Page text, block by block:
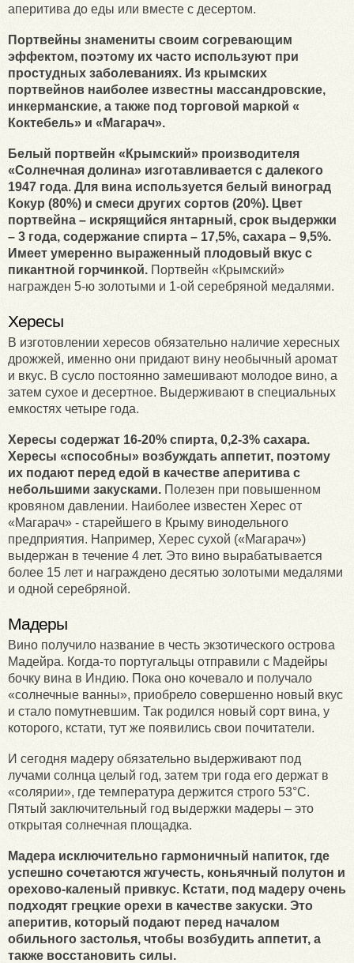
аперитива до еды или вместе с десертом.
Портвейны знамениты своим согревающим
эффектом, поэтому их часто используют при
простудных заболеваниях. Из крымских
портвейнов наиболее известны массандровские,
инкерманские, а также под торговой маркой «
Коктебель» и «Магарач».
Белый портвейн «Крымский» производителя
«Солнечная долина» изготавливается с далекого
1947 года. Для вина используется белый виноград
Кокур (80%) и смеси других сортов (20%). Цвет
портвейна – искрящийся янтарный, срок выдержки
– 3 года, содержание спирта – 17,5%, сахара – 9,5%.
Имеет умеренно выраженный плодовый вкус с
пикантной горчинкой. Портвейн «Крымский»
награжден 5-ю золотыми и 1-ой серебряной медалями.
Хересы
В изготовлении хересов обязательно наличие хересных
дрожжей, именно они придают вину необычный аромат
и вкус. В сусло постоянно замешивают молодое вино, а
затем сухое и десертное. Выдерживают в специальных
емкостях четыре года.
Хересы содержат 16-20% спирта, 0,2-3% сахара.
Хересы «способны» возбуждать аппетит, поэтому
их подают перед едой в качестве аперитива с
небольшими закусками. Полезен при повышенном
кровяном давлении. Наиболее известен Херес от
«Магарач» - старейшего в Крыму винодельного
предприятия. Например, Херес сухой («Магарач»)
выдержан в течение 4 лет. Это вино вырабатывается
более 15 лет и награждено десятью золотыми медалями
и одной серебряной.
Мадеры
Вино получило название в честь экзотического острова
Мадейра. Когда-то португальцы отправили с Мадейры
бочку вина в Индию. Пока оно кочевало и получало
«солнечные ванны», приобрело совершенно новый вкус
и стало помутневшим. Так родился новый сорт вина, у
которого, кстати, тут же появились свои почитатели.
И сегодня мадеру обязательно выдерживают под
лучами солнца целый год, затем три года его держат в
«солярии», где температура держится строго 53°С.
Пятый заключительный год выдержки мадеры – это
открытая солнечная площадка.
Мадера исключительно гармоничный напиток, где
успешно сочетаются жгучесть, коньячный полутон и
орехово-каленый привкус. Кстати, под мадеру очень
подходят грецкие орехи в качестве закуски. Это
аперитив, который подают перед началом
обильного застолья, чтобы возбудить аппетит, а
также восстановить силы.